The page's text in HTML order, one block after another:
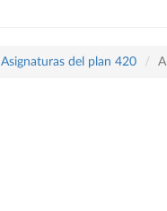
Asignaturas del plan 420